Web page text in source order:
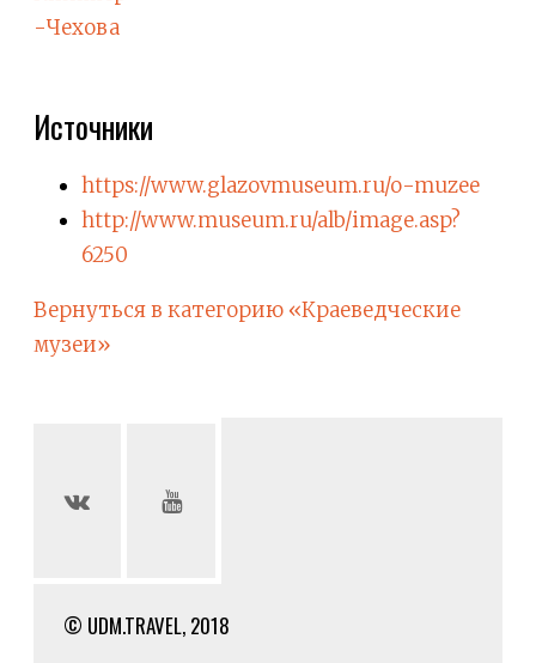
-Чехова
Источники
https://www.glazovmuseum.ru/o-muzee
http://www.museum.ru/alb/image.asp?
6250
Вернуться в категорию «Краеведческие
музеи»
© UDM.TRAVEL, 2018